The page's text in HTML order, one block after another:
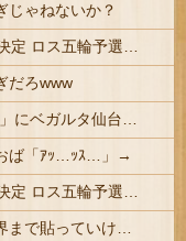
じゃねないか？
だろwww
ば「ｱｯ…ｯｽ…」→